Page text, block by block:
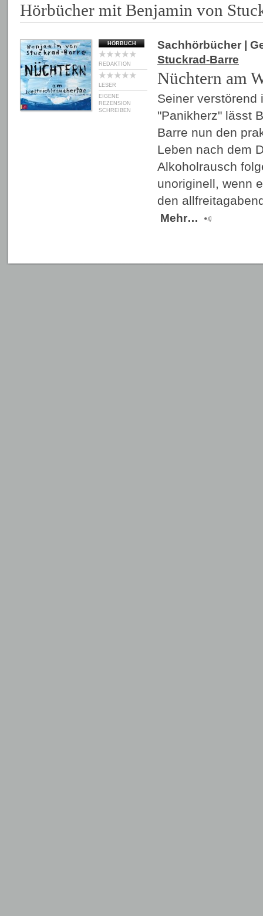
Hörbücher mit Benjamin von
HÖRBUCH
REDAKTION
LESER
EIGENE
REZENSION
SCHREIBEN
Sachhörbücher |
Stuckrad-Barre
Nüchtern am
Seiner verstörend
"Panikherz" lässt
Barre nun den
Leben nach dem
Alkoholrausch
unoriginell, wenn
den
Mehr…